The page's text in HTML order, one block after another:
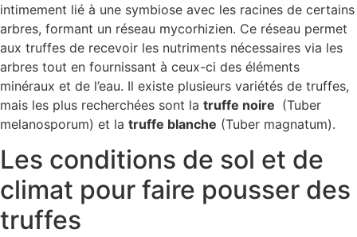
intimement lié à une symbiose avec les racines de certains
arbres, formant un réseau mycorhizien. Ce réseau permet
aux truffes de recevoir les nutriments nécessaires via les
arbres tout en fournissant à ceux-ci des éléments
minéraux et de l’eau. Il existe plusieurs variétés de truffes,
mais les plus recherchées sont la truffe noire (Tuber
melanosporum) et la truffe blanche (Tuber magnatum).
Les conditions de sol et de
climat pour faire pousser des
truffes